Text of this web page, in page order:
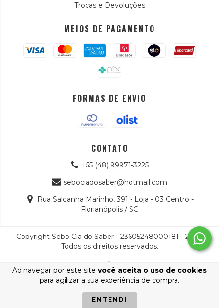
Ao navegar por este site você aceita o uso de cookies
para agilizar a sua experiência de compra.
ENTENDI
Trocas e Devoluções
MEIOS DE PAGAMENTO
FORMAS DE ENVIO
CONTATO
+55 (48) 99971-3225
sebociadosaber@hotmail.com
Rua Saldanha Marinho, 391 - Loja - 03 Centro -
Florianópolis / SC
Copyright Sebo Cia do Saber - 23605248000181 - 2026.
Todos os direitos reservados.